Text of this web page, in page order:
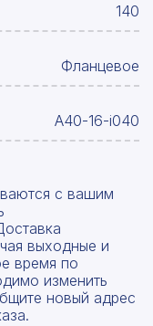
140
Фланцевое
A40-16-i040
с вашим
выходные и
время по
изменить
новый адрес